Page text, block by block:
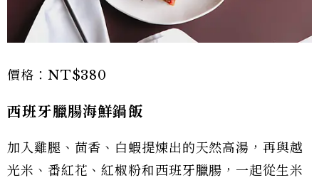
價格：NT$380
西班牙臘腸海鮮鍋飯
加入雞腿、茴香、白蝦提煉出的天然高湯，再與越
光米、番紅花、紅椒粉和西班牙臘腸，一起從生米